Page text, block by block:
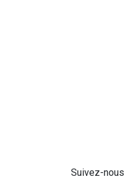
Suivez-nous